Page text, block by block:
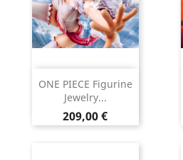
ONE PIECE Figurine
Jewelry...
Prix
209,00 €